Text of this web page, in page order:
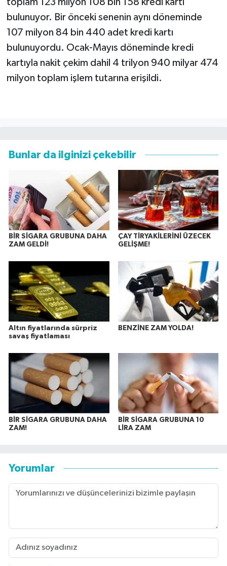
toplam 123 milyon 108 bin 158 kredi kartı
bulunuyor. Bir önceki senenin aynı döneminde
107 milyon 84 bin 440 adet kredi kartı
bulunuyordu. Ocak-Mayıs döneminde kredi
kartıyla nakit çekim dahil 4 trilyon 940 milyar 474
milyon toplam işlem tutarına erişildi.
Bunlar da ilginizi çekebilir
BİR SİGARA GRUBUNA DAHA
ZAM GELDİ!
ÇAY TİRYAKİLERİNİ ÜZECEK
GELİŞME!
Altın fiyatlarında sürpriz
savaş fiyatlaması
BENZİNE ZAM YOLDA!
BİR SİGARA GRUBUNA DAHA
ZAM!
BİR SİGARA GRUBUNA 10
LİRA ZAM
Yorumlar